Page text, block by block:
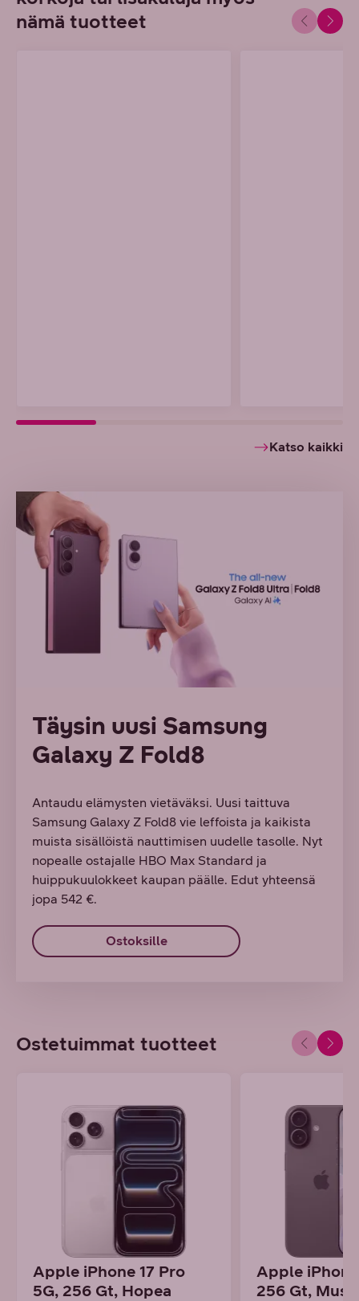
nämä tuotteet
Katso kaikki
Täysin uusi Samsung
Galaxy Z Fold8
Antaudu elämysten vietäväksi. Uusi taittuva
Samsung Galaxy Z Fold8 vie leffoista ja kaikista
muista sisällöistä nauttimisen uudelle tasolle. Nyt
nopealle ostajalle HBO Max Standard ja
huippukuulokkeet kaupan päälle. Edut yhteensä
jopa 542 €.
Ostoksille
Ostetuimmat tuotteet
Apple iPhone 17 Pro
5G, 256 Gt, Hopea
Apple iPhone
256 Gt,